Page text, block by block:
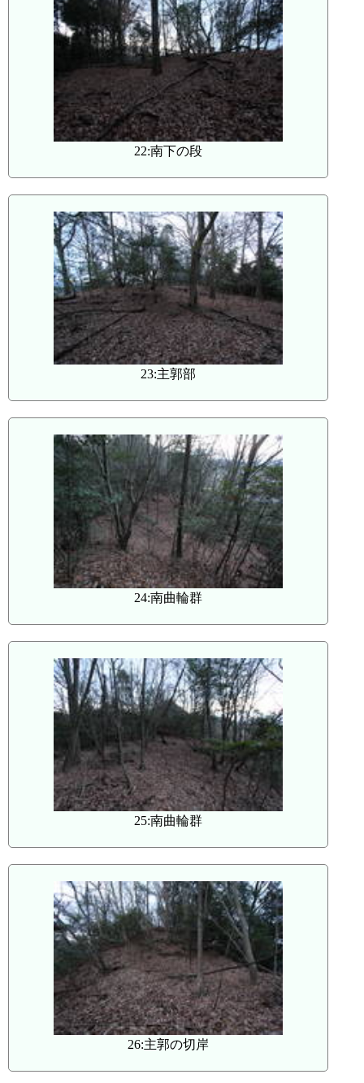
22:南下の段
23:主郭部
24:南曲輪群
25:南曲輪群
26:主郭の切岸